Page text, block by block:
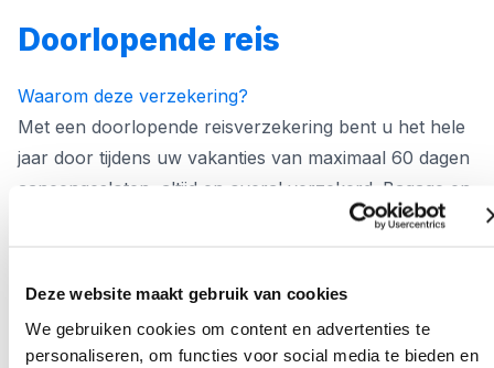
Deze website maakt gebruik van cookies
We gebruiken cookies om content en advertenties te
personaliseren, om functies voor social media te bieden en
Doorlopende reis
Waarom deze verzekering?
Met een doorlopende reisverzekering bent u het hele
jaar door tijdens uw vakanties van maximaal 60 dagen
aaneengesloten, altijd en overal verzekerd. Bagage en
onvoorziene kosten, zoals extra reis- en
Wie is verzekerd?